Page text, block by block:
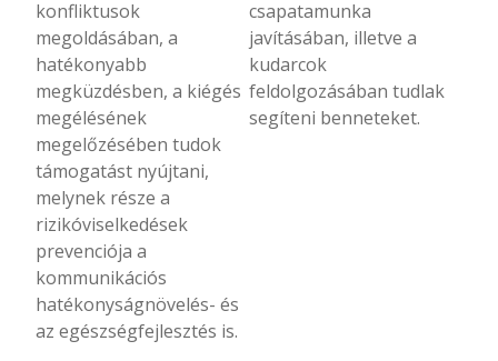
konfliktusok
megoldásában, a
hatékonyabb
megküzdésben, a kiégés
megélésének
megelőzésében tudok
támogatást nyújtani,
melynek része a
rizikóviselkedések
prevenciója a
kommunikációs
hatékonyságnövelés- és
az egészségfejlesztés is.
csapatamunka
javításában, illetve a
kudarcok
feldolgozásában tudlak
segíteni benneteket.